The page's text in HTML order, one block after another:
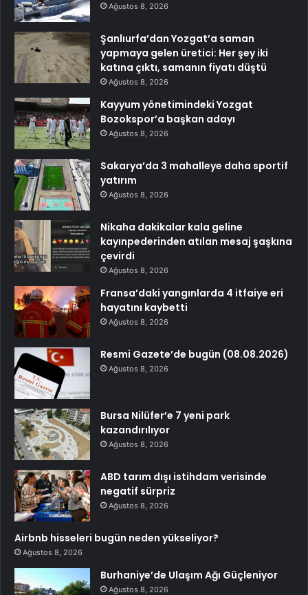
Ağustos 8, 2026
Şanlıurfa’dan Yozgat’a saman
yapmaya gelen üretici: Her şey iki
katına çıktı, samanın fiyatı düştü
Ağustos 8, 2026
Kayyum yönetimindeki Yozgat
Bozokspor’a başkan adayı
Ağustos 8, 2026
Sakarya’da 3 mahalleye daha sportif
yatırım
Ağustos 8, 2026
Nikaha dakikalar kala geline
kayınpederinden atılan mesaj şaşkına
çevirdi
Ağustos 8, 2026
Fransa’daki yangınlarda 4 itfaiye eri
hayatını kaybetti
Ağustos 8, 2026
Resmi Gazete’de bugün (08.08.2026)
Ağustos 8, 2026
Bursa Nilüfer’e 7 yeni park
kazandırılıyor
Ağustos 8, 2026
ABD tarım dışı istihdam verisinde
negatif sürpriz
Ağustos 8, 2026
Airbnb hisseleri bugün neden yükseliyor?
Ağustos 8, 2026
Burhaniye’de Ulaşım Ağı Güçleniyor
Ağustos 8, 2026